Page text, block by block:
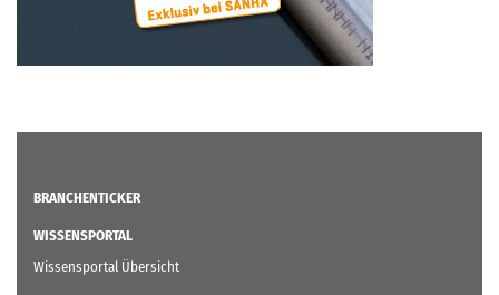
BRANCHENTICKER
WISSENSPORTAL
Wissensportal Übersicht